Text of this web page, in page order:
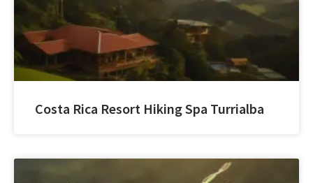
Costa Rica Resort Hiking Spa Turrialba